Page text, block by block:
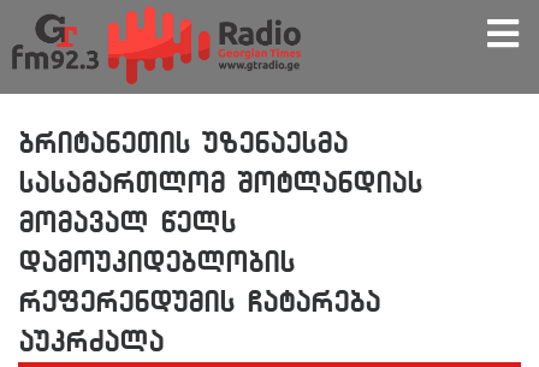
ბრიტანეთის უზენაესმა
სასამართლომ შოტლანდიას
მომავალ წელს
დამოუკიდებლობის
რეფერენდუმის ჩატარება
აუკრძალა